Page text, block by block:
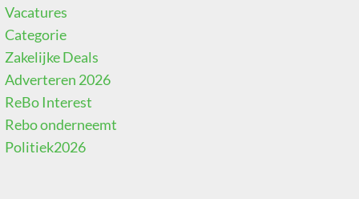
Vacatures
Categorie
Zakelijke Deals
Adverteren 2026
ReBo Interest
Rebo onderneemt
Politiek2026